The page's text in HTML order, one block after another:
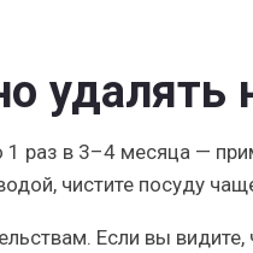
удалять
1 раз в 3–4 месяца —
чистите посуду
Если вы